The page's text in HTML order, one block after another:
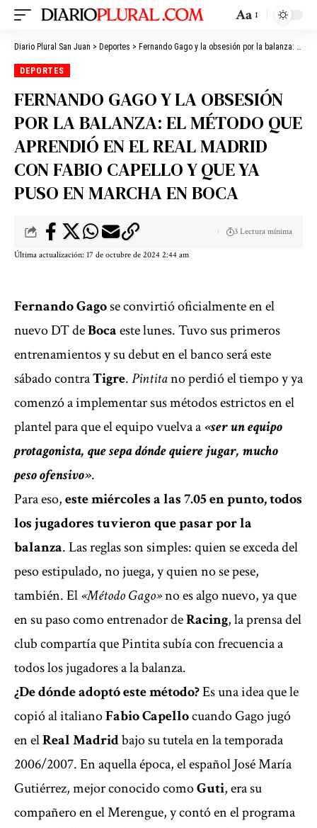
Aa
Diario Plural San Juan > Deportes > Fernando Gago y la obsesión por la balanza: el método que aprendió en el Real Madrid con Fabio Capello y que ya puso en marcha en Boca
DEPORTES
FERNANDO GAGO Y LA OBSESIÓN
POR LA BALANZA: EL MÉTODO QUE
APRENDIÓ EN EL REAL MADRID
CON FABIO CAPELLO Y QUE YA
PUSO EN MARCHA EN BOCA
Última actualización: 17 de octubre de 2024 2:44 am
3 Lectura mínima
Fernando Gagose convirtió oficialmente en el
nuevo DT deBocaeste lunes. Tuvo sus primeros
entrenamientos y su debut en el banco será este
sábado contraTigre.Pintitano perdió el tiempo y ya
comenzó a implementar sus métodos estrictos en el
plantel para que el equipo vuelva a«ser un equipo
protagonista, que sepa dónde quiere jugar, mucho
peso ofensivo».
Para eso,este miércoles a las 7.05 en punto, todos
los jugadores tuvieron que pasar por la
balanza. Las reglas son simples: quien se exceda del
peso estipulado, no juega, y quien no se pese,
también. El«Método Gago»no es algo nuevo, ya que
en su paso como entrenador deRacing, la prensa del
club compartía que Pintita subía con frecuencia a
todos los jugadores a la balanza.
¿De dónde adoptó este método?Es una idea que le
copió al italianoFabio Capellocuando Gago jugó
en elReal Madridbajo su tutela en la temporada
2006/2007. En aquella época, el español José María
Gutiérrez, mejor conocido comoGuti, era su
compañero en el Merengue, y contó en el programa